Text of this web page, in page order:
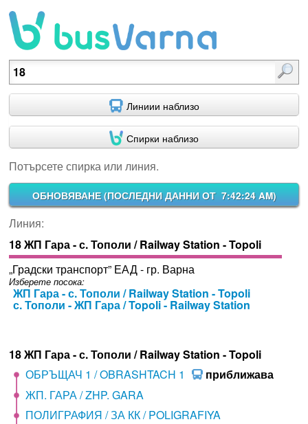
Потърсете спирка или линия.
Линиии наблизо
Спирки наблизо
Потърсете спирка или линия.
ОБНОВЯВАНЕ (ПОСЛЕДНИ ДАННИ ОТ 7:42:24 AM)
Линия:
18 ЖП Гара - с. Тополи / Railway Station - Topoli
„Градски транспорт” ЕАД - гр. Варна
Изберете посока:
ЖП Гара - с. Тополи / Railway Station - Topoli
с. Тополи - ЖП Гара / Topoli - Railway Station
18 ЖП Гара - с. Тополи / Railway Station - Topoli
ОБРЪЩАЧ 1 / OBRASHTACH 1
приближава
ЖП. ГАРА / ZHP. GARA
ПОЛИГРАФИЯ / ЗА КК / POLIGRAFIYA